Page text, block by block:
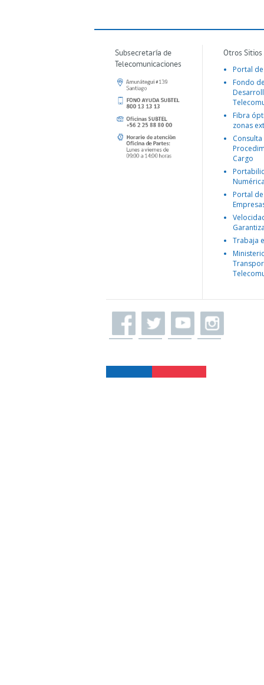
Subsecretaría de
Telecomunicaciones
Otros
Portal
Fondo
Fibra
zonas
Consulta
Cargo
Portal
Trabaja